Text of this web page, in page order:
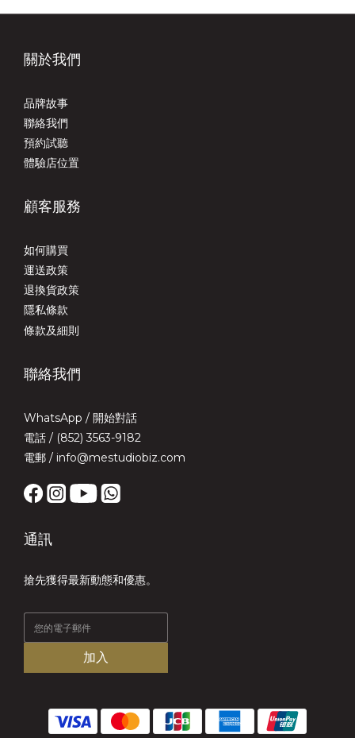
關於我們
品牌故事
聯絡我們
預約試聽
體驗店位置
顧客服務
如何購買
運送政策
退換貨政策
隱私條款
條款及細則
聯絡我們
WhatsApp / 開始對話
電話 / (852) 3563-9182
電郵 / info@mestudiobiz.com
通訊
搶先獲得最新動態和優惠。
加入